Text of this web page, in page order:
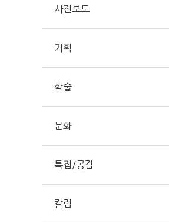
사진보도
기획
학술
문화
특집/공감
칼럼